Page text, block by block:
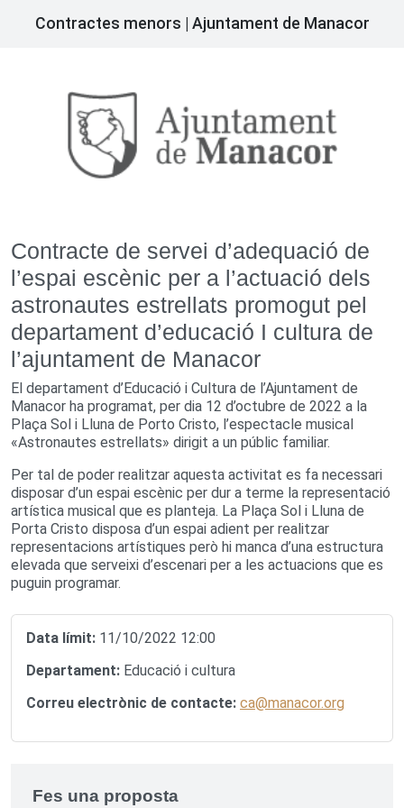
Contractes menors | Ajuntament de Manacor
Contracte de servei d’adequació de
l’espai escènic per a l’actuació dels
astronautes estrellats promogut pel
departament d’educació I cultura de
l’ajuntament de Manacor
El departament d’Educació i Cultura de l’Ajuntament de
Manacor ha programat, per dia 12 d’octubre de 2022 a la
Plaça Sol i Lluna de Porto Cristo, l’espectacle musical
«Astronautes estrellats» dirigit a un públic familiar.
Per tal de poder realitzar aquesta activitat es fa necessari
disposar d’un espai escènic per dur a terme la representació
artística musical que es planteja. La Plaça Sol i Lluna de
Porta Cristo disposa d’un espai adient per realitzar
representacions artístiques però hi manca d’una estructura
elevada que serveixi d’escenari per a les actuacions que es
puguin programar.
Data límit: 11/10/2022 12:00
Departament: Educació i cultura
Correu electrònic de contacte: ca@manacor.org
Fes una proposta